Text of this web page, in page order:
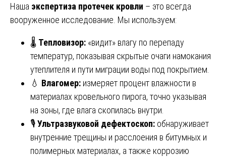
Наша экспертиза протечек кровли – это всегда
вооруженное исследование. Мы используем:
🌡️ Тепловизор: «видит» влагу по перепаду
температур, показывая скрытые очаги намокания
утеплителя и пути миграции воды под покрытием.
💧 Влагомер: измеряет процент влажности в
материалах кровельного пирога, точно указывая
на зоны, где влага скопилась внутри.
🎙️Ультразвуковой дефектоскоп: обнаруживает
внутренние трещины и расслоения в битумных и
полимерных материалах, а также коррозию